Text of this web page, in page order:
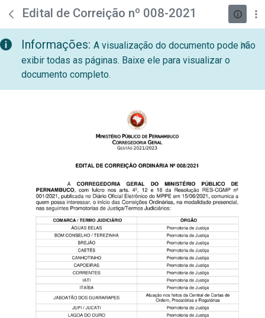
Pular para o Conteúdo principal
teste descricao
Edital de Correição nº 008-2021
Informações: A visualização do documento pode não
exibir todas as páginas. Baixe ele para visualizar o
documento completo.